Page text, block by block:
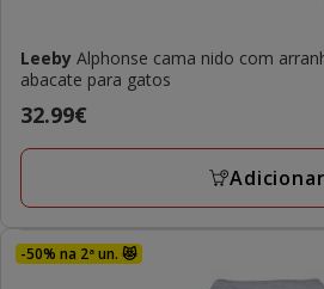
Leeby Alphonse cama nido com
abacate para gatos
Preço
32.99€
32.99€
Adicionar
-50% na 2ª un. 😻